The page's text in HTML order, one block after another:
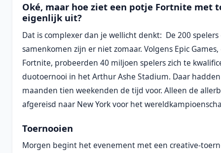
Oké, maar hoe ziet een potje Fortnite met
eigenlijk uit?
Dat is complexer dan je wellicht denkt: De 200
samenkomen zijn er niet zomaar. Volgens Epic
Fortnite, probeerden 40 miljoen spelers zich te
duotoernooi in het Arthur Ashe Stadium. Daar
maanden tien weekenden de tijd voor. Alleen de
afgereisd naar New York voor het
Toernooien
Morgen begint het evenement met een creative-